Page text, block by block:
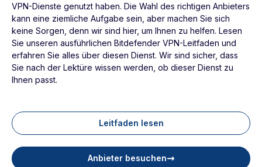
VPN-Dienste genutzt haben. Die Wahl des richtigen Anbieters
kann eine ziemliche Aufgabe sein, aber machen Sie sich
keine Sorgen, denn wir sind hier, um Ihnen zu helfen. Lesen
Sie unseren ausführlichen Bitdefender VPN-Leitfaden und
erfahren Sie alles über diesen Dienst. Wir sind sicher, dass
Sie nach der Lektüre wissen werden, ob dieser Dienst zu
Ihnen passt.
Leitfaden lesen
Anbieter besuchen